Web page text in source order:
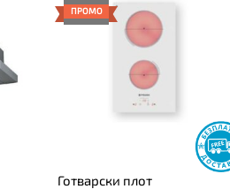
ПРОМО
Готварски плот
was:
223.00€
(436.15